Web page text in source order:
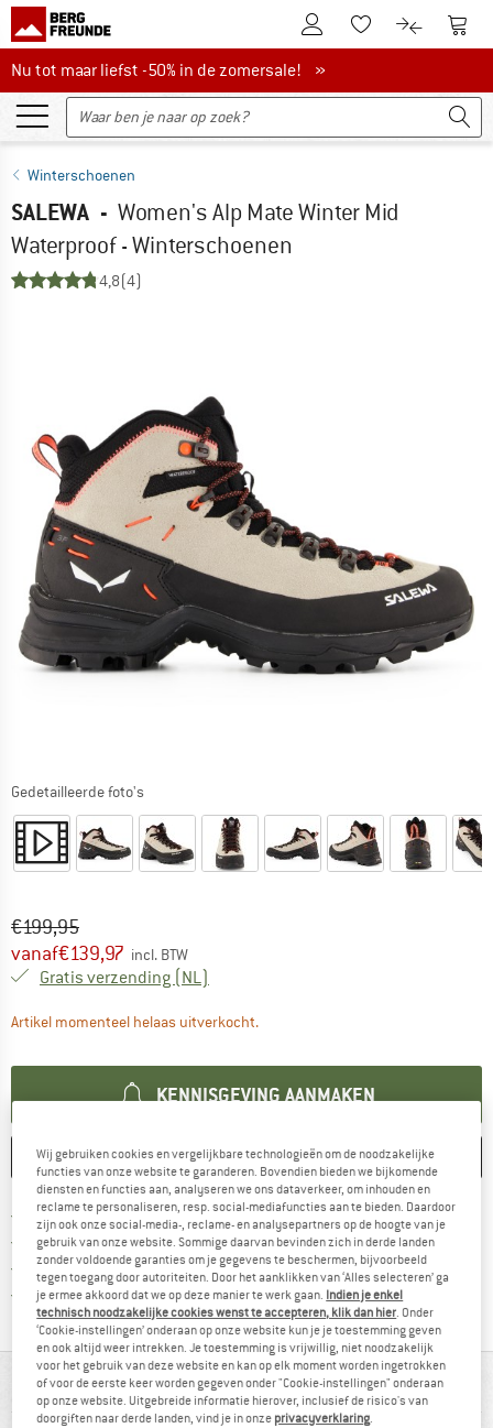
De klantenaccount
Naar deNaar de
Nu tot maar liefst -50% in de zomersale!
Nu tot maar liefst -50% in de zomersale! »
Winterschoenen
SALEWA - Women's Alp Mate Winter Mid
Waterproof - Winterschoenen
4,8(4)
Gedetailleerde foto's
Oorspronkelijke prijs :
€199,95
Prijs:
vanaf€139,97 incl. BTW
Gratis verzending (NL)
Artikel momenteel helaas uitverkocht.De link wordt geopend in een
KENNISGEVING AANMAKEN
ONTHOUDEN VERGELIJKEN
Gratis verzending vanaf € 69 (NL)Vind hier de
100 dagen bedenktijdVind de betalingsinformatie hier!
> 4.000.000 tevreden klanten
Alle artikelen in voorraad
IN EEN OOGOPSLAG
Wij gebruiken cookies en vergelijkbare technologieën om de noodzakelijke
functies van onze website te garanderen. Bovendien bieden we bijkomende
diensten en functies aan, analyseren we ons dataverkeer, om inhouden en
reclame te personaliseren, resp. social-mediafuncties aan te bieden. Daardoor
zijn ook onze social-media-, reclame- en analysepartners op de hoogte van je
gebruik van onze website. Sommige daarvan bevinden zich in derde landen
zonder voldoende garanties om je gegevens te beschermen, bijvoorbeeld
tegen toegang door autoriteiten. Door het aanklikken van ‘Alles selecteren’ ga
je ermee akkoord dat we op deze manier te werk gaan. Indien je enkel
technisch noodzakelijke cookies wenst te accepteren, klik dan hier. Onder
‘Cookie-instellingen’ onderaan op onze website kun je je toestemming geven
en ook altijd weer intrekken. Je toestemming is vrijwillig, niet noodzakelijk
voor het gebruik van deze website en kan op elk moment worden ingetrokken
of voor de eerste keer worden gegeven onder "Cookie-instellingen" onderaan
op onze website. Uitgebreide informatie hierover, inclusief de risico's van
doorgiften naar derde landen, vind je in onze privacyverklaring.